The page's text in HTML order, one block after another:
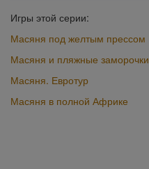
Игры этой серии:
Масяня под желтым прессом
Масяня и пляжные заморочки
Масяня. Евротур
Масяня в полной Африке